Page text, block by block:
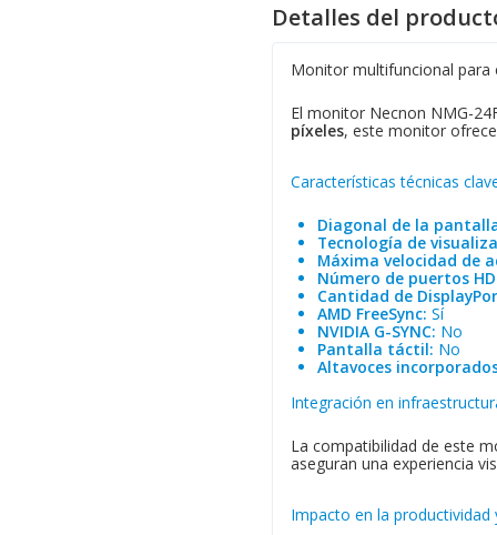
Detalles del
Monitor multifuncional
El monitor Necnon NMG-
píxeles, este monitor
Características técnicas
Diagonal de la
Tecnología de
Máxima velocidad de
Número de puertos
Cantidad de
AMD FreeSync: Sí
NVIDIA G-SYNC: No
Pantalla táctil: No
Altavoces
Integración en
La compatibilidad de este
aseguran una experiencia
Impacto en la